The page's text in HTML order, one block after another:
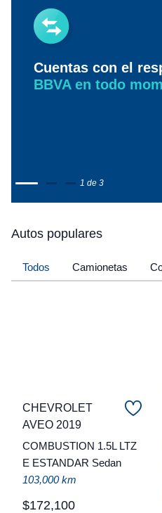
Cuentas con el
BBVA en todo
1 de 3
Autos populares
Todos Camionetas
CHEVROLET
AVEO 2019
COMBUSTION 1.5L LTZ
E ESTANDAR Sedan
103,000 km
$172,100